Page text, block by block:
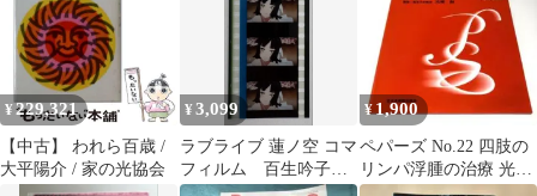
¥ 229,321
【中古】 われら百歳 /
大平陽介 / 家の光協会
¥3,099
ラブライブ 蓮ノ空 コマ
フィルム 百生吟子
光の中で花咲いて
¥1,900
ペパーズ No.22 四肢の
リンパ浮腫の治療 光嶋
勲 (著) 全日本病院出版